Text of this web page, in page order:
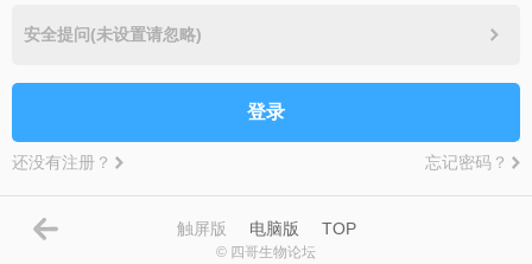
安全提问(未设置请忽略)
登录
还没有注册？ 忘记密码？
触屏版 电脑版 TOP
© 四哥生物论坛